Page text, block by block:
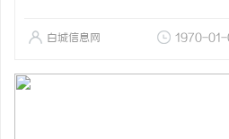
白城信息网 1970-01-